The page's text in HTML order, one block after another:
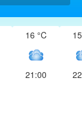
16 °C
21:00